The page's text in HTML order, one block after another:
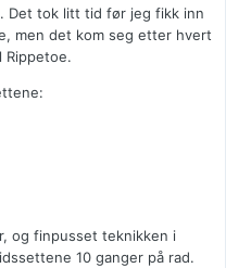
Det tok litt tid før jeg fikk inn
men det kom seg etter hvert
Rippetoe.
og finpusset teknikken i
10 ganger på rad.